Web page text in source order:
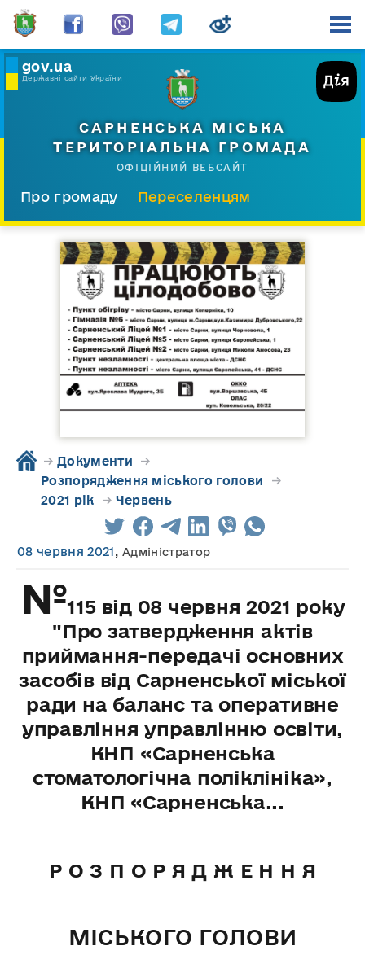
gov.ua
Державні сайти України
САРНЕНСЬКА МІСЬКА
ТЕРИТОРІАЛЬНА ГРОМАДА
ОФІЦІЙНИЙ ВЕБСАЙТ
Про громаду
Переселенцям
Прес-центр
→ Документи →
Розпорядження міського голови →
2021 рік → Червень
08 червня 2021 ,Адміністратор
№115 від 08 червня 2021 року
"Про затвердження актів
приймання-передачі основних
засобів від Сарненської міської
ради на баланс та оперативне
управління управлінню освіти,
КНП «Сарненська
стоматологічна поліклініка»,
КНП «Сарненська...
Р О З П О Р Я Д Ж Е Н Н Я
МІСЬКОГО ГОЛОВИ